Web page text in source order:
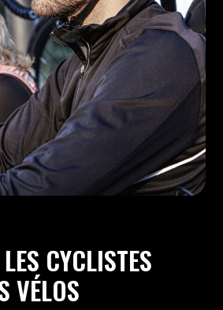
CYCLISTES
VÉLOS